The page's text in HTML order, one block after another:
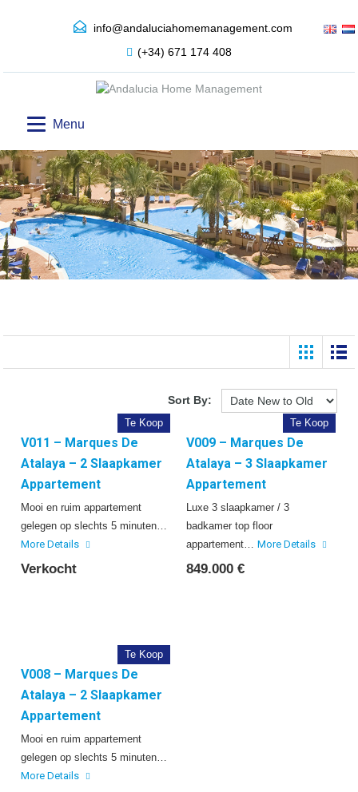
info@andaluciahomemanagement.com
(+34) 671 174 408
Menu
Sort By:
Te Koop
V011 – Marques De
Atalaya – 2 Slaapkamer
Appartement
Mooi en ruim appartement
gelegen op slechts 5 minuten…
More Details
Verkocht
Te Koop
V009 – Marques De
Atalaya – 3 Slaapkamer
Appartement
Luxe 3 slaapkamer / 3
badkamer top floor
appartement… More Details
849.000 €
Te Koop
V008 – Marques De
Atalaya – 2 Slaapkamer
Appartement
Mooi en ruim appartement
gelegen op slechts 5 minuten…
More Details